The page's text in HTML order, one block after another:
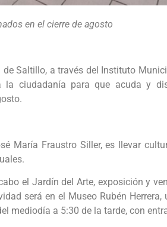
en el cierre de agosto
Saltillo, a través del Instituto
ciudadanía para que acuda y
María Fraustro Siller, es llevar
el Jardín del Arte, exposición y
será en el Museo Rubén Herrera,
mediodía a 5:30 de la tarde, con